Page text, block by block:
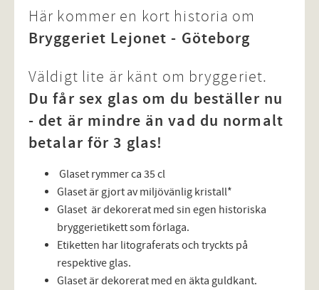
Här kommer en kort historia om
Bryggeriet Lejonet - Göteborg
Väldigt lite är känt om bryggeriet.
Du får sex glas om du beställer nu
- det är mindre än vad du normalt
betalar för 3 glas!
Glaset rymmer ca 35 cl
Glaset är gjort av miljövänlig kristall*
Glaset är dekorerat med sin egen historiska
bryggerietikett som förlaga.
Etiketten har litograferats och tryckts på
respektive glas.
Glaset är dekorerat med en äkta guldkant.